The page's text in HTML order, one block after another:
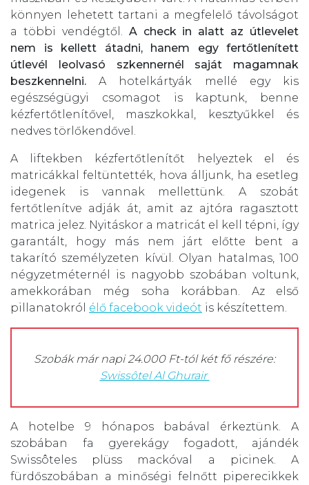
könnyen lehetett tartani a megfelelő távolságot
a többi vendégtől. A check in alatt az útlevelet
nem is kellett átadni, hanem egy fertőtlenített
útlevél leolvasó szkennernél saját magamnak
beszkennelni. A hotelkártyák mellé egy kis
egészségügyi csomagot is kaptunk, benne
kézfertőtlenítővel, maszkokkal, kesztyűkkel és
nedves törlőkendővel.
A liftekben kézfertőtlenítőt helyeztek el és
matricákkal feltüntették, hova álljunk, ha esetleg
idegenek is vannak mellettünk. A szobát
fertőtlenítve adják át, amit az ajtóra ragasztott
matrica jelez. Nyitáskor a matricát el kell tépni, így
garantált, hogy más nem járt előtte bent a
takarító személyzeten kívül. Olyan hatalmas, 100
négyzetméternél is nagyobb szobában voltunk,
amekkorában még soha korábban. Az első
pillanatokról élő facebook videót is készítettem.
Szobák már napi 24.000 Ft-tól két fő részére:
Swissôtel Al Ghurair
A hotelbe 9 hónapos babával érkeztünk. A
szobában fa gyerekágy fogadott, ajándék
Swissôteles plüss mackóval a picinek. A
fürdőszobában a minőségi felnőtt piperecikkek